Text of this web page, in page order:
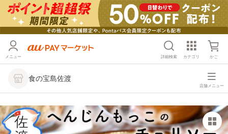
メニュー 詳細検索 カテゴリ かご
食の宝島佐渡
店舗メニュー